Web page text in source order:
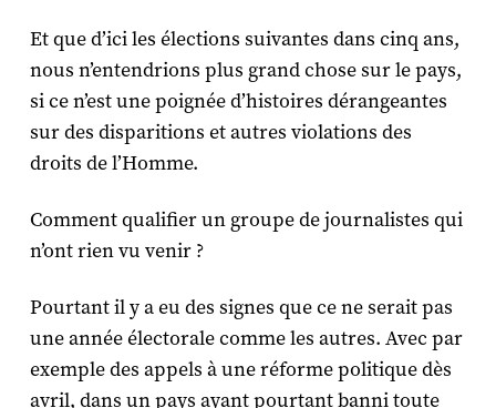
Et que d’ici les élections suivantes dans cinq ans,
nous n’entendrions plus grand chose sur le pays,
si ce n’est une poignée d’histoires dérangeantes
sur des disparitions et autres violations des
droits de l’Homme.
Comment qualifier un groupe de journalistes qui
n’ont rien vu venir ?
Pourtant il y a eu des signes que ce ne serait pas
une année électorale comme les autres. Avec par
exemple des appels à une réforme politique dès
avril, dans un pays ayant pourtant banni toute